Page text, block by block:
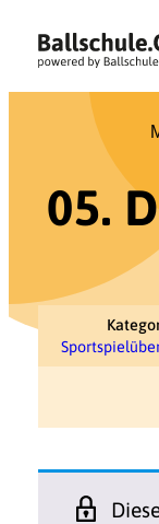
Inhalt
springen
05.